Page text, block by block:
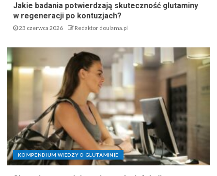
Jakie badania potwierdzają skuteczność glutaminy
w regeneracji po kontuzjach?
23 czerwca 2026 Redaktor doulama.pl
KOMPENDIUM WIEDZY O GLUTAMINIE